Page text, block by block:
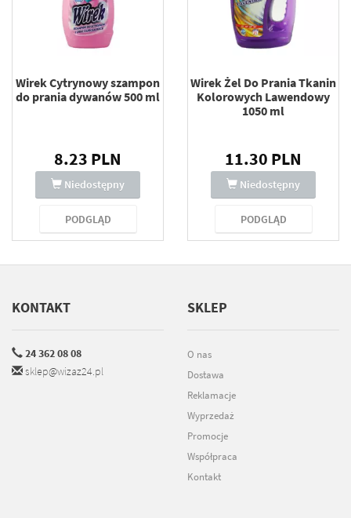
Wirek Cytrynowy szampon
do prania dywanów 500 ml
8.23 PLN
Niedostępny
PODGLĄD
Wirek Żel Do Prania Tkanin
Kolorowych Lawendowy
1050 ml
11.30 PLN
Niedostępny
PODGLĄD
KONTAKT
24 362 08 08
sklep@wizaz24.pl
SKLEP
O nas
Dostawa
Reklamacje
Wyprzedaż
Promocje
Współpraca
Kontakt